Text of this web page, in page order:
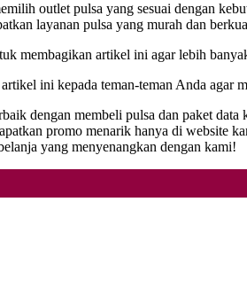
outlet pulsa yang sesuai dengan
layanan pulsa yang murah dan
membagikan artikel ini agar lebih
ini kepada teman-teman Anda agar
dengan membeli pulsa dan paket
promo menarik hanya di website
yang menyenangkan dengan kami!